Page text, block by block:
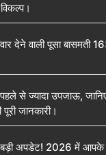
देने वाली पूसा बासमती
से ज्यादा उपजाऊ,
जानकारी।
बड़ी अपडेट! 2026 में आपके